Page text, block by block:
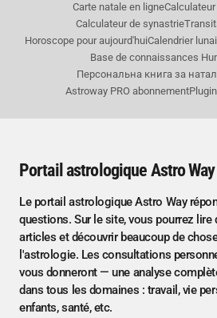
Carte natale en ligne
Calculateur de synastrie
Horoscope pour aujourd'huiCalendrier
Base de connaissances
Персональна книга за
Astroway PRO abonnement
Portail astrologique Astro Way
Le portail astrologique Astro Way
questions. Sur le site, vous pourrez lire
articles et découvrir beaucoup de
l'astrologie. Les consultations
vous donneront — une analyse
dans tous les domaines : travail, vie
enfants, santé, etc.